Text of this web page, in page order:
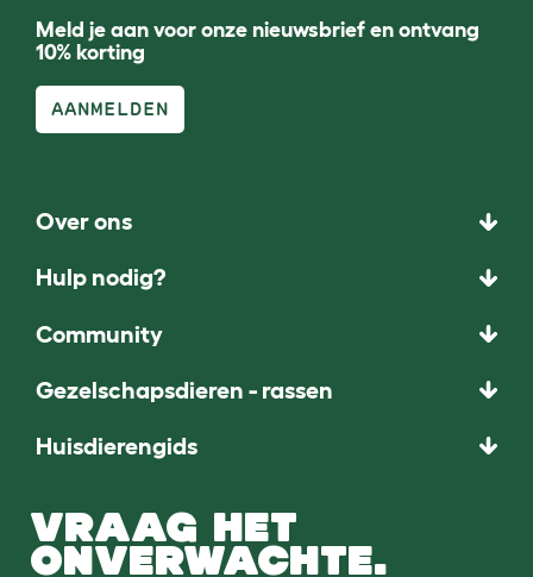
Meld je aan voor onze nieuwsbrief en ontvang
10% korting
AANMELDEN
Over ons
Hulp nodig?
Community
Gezelschapsdieren - rassen
Huisdierengids
VRAAG HET
ONVERWACHTE.